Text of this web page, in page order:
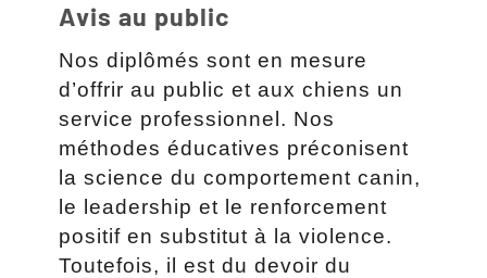
Avis au public
Nos diplômés sont en mesure
d’offrir au public et aux chiens un
service professionnel. Nos
méthodes éducatives préconisent
la science du comportement canin,
le leadership et le renforcement
positif en substitut à la violence.
Toutefois, il est du devoir du